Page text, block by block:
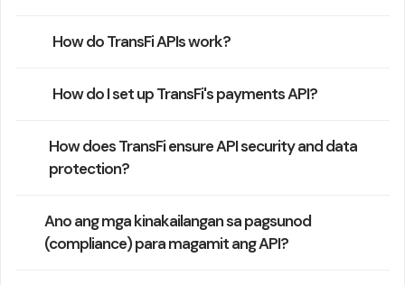
How do TransFi APIs work?
How do I set up TransFi's payments API?
How does TransFi ensure API security and data
protection?
Ano ang mga kinakailangan sa pagsunod
(compliance) para magamit ang API?